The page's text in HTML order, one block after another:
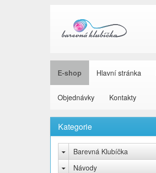
E-shop Hlavní stránka
Objednávky Kontakty
Kategorie
Barevná Klubíčka
Návody